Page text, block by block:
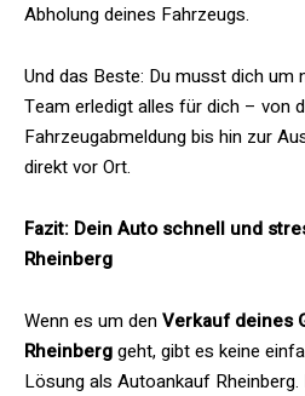
Abholung deines Fahrzeugs.
Und das Beste: Du musst dich um
Team erledigt alles für dich – von
Fahrzeugabmeldung bis hin zur
direkt vor Ort.
Fazit: Dein Auto schnell und
Rheinberg
Wenn es um denVerkauf deines
Rheinberggeht, gibt es keine
Lösung als Autoankauf